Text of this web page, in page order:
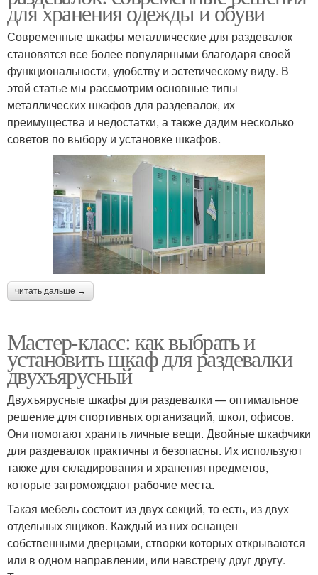
для хранения одежды и обуви
Современные шкафы металлические для раздевалок
становятся все более популярными благодаря своей
функциональности, удобству и эстетическому виду. В
этой статье мы рассмотрим основные типы
металлических шкафов для раздевалок, их
преимущества и недостатки, а также дадим несколько
советов по выбору и установке шкафов.
читать дальше →
Мастер-класс: как выбрать и
установить шкаф для раздевалки
двухъярусный
Двухъярусные шкафы для раздевалки — оптимальное
решение для спортивных организаций, школ, офисов.
Они помогают хранить личные вещи. Двойные шкафчики
для раздевалок практичны и безопасны. Их используют
также для складирования и хранения предметов,
которые загромождают рабочие места.
Такая мебель состоит из двух секций, то есть, из двух
отдельных ящиков. Каждый из них оснащен
собственными дверцами, створки которых открываются
или в одном направлении, или навстречу друг другу.